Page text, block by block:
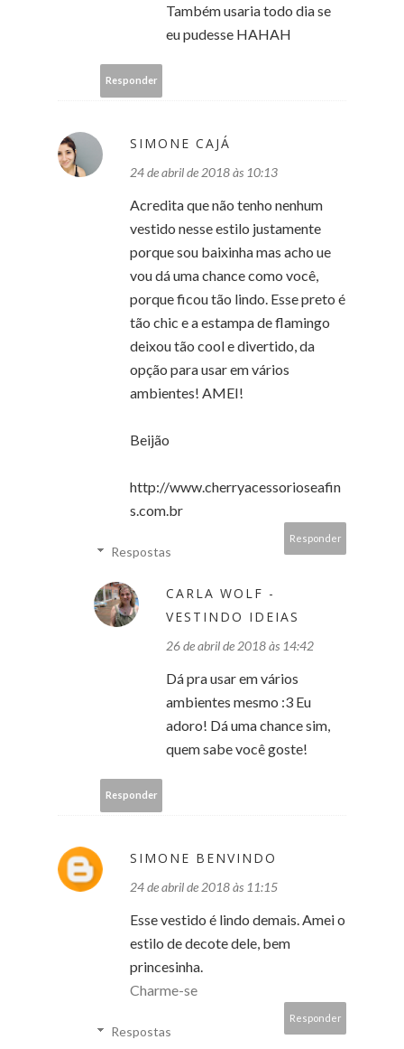
Também usaria todo dia se
eu pudesse HAHAH
Responder
SIMONE CAJÁ
24 de abril de 2018 às 10:13
Acredita que não tenho nenhum
vestido nesse estilo justamente
porque sou baixinha mas acho ue
vou dá uma chance como você,
porque ficou tão lindo. Esse preto é
tão chic e a estampa de flamingo
deixou tão cool e divertido, da
opção para usar em vários
ambientes! AMEI!
Beijão
http://www.cherryacessorioseafin
s.com.br
Responder
Respostas
CARLA WOLF -
VESTINDO IDEIAS
26 de abril de 2018 às 14:42
Dá pra usar em vários
ambientes mesmo :3 Eu
adoro! Dá uma chance sim,
quem sabe você goste!
Responder
SIMONE BENVINDO
24 de abril de 2018 às 11:15
Esse vestido é lindo demais. Amei o
estilo de decote dele, bem
princesinha.
Charme-se
Responder
Respostas